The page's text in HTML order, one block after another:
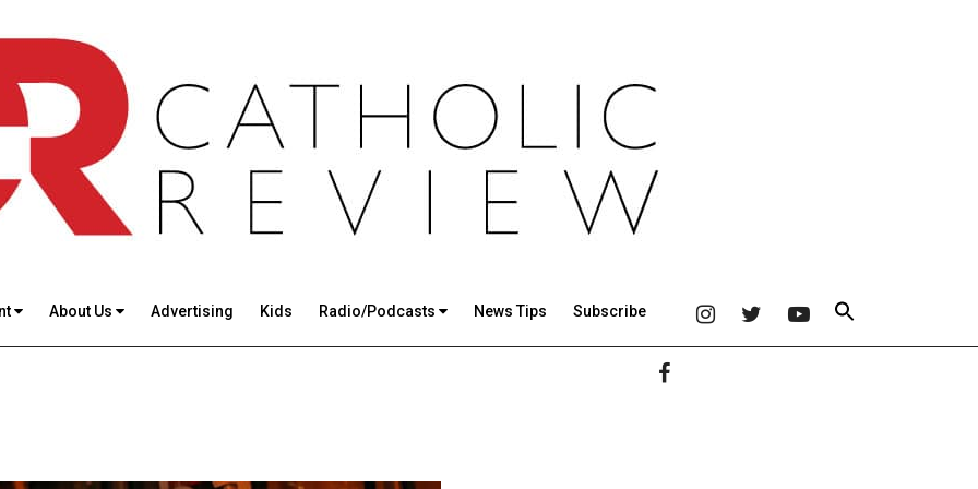
About Us Advertising Kids Radio/Podcasts News Tips Subscribe